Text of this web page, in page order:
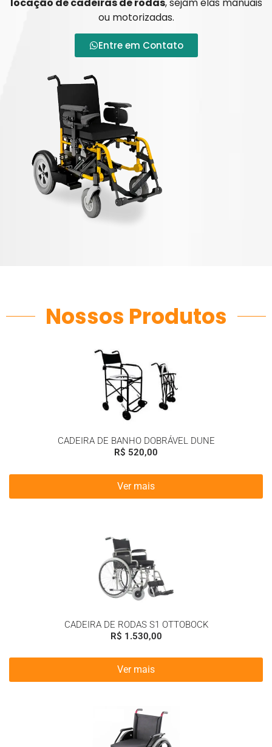
ou motorizadas.
Entre em Contato
Nossos Produtos
CADEIRA DE BANHO DOBRÁVEL DUNE
R$ 520,00
Ver mais
CADEIRA DE RODAS S1 OTTOBOCK
R$ 1.530,00
Ver mais